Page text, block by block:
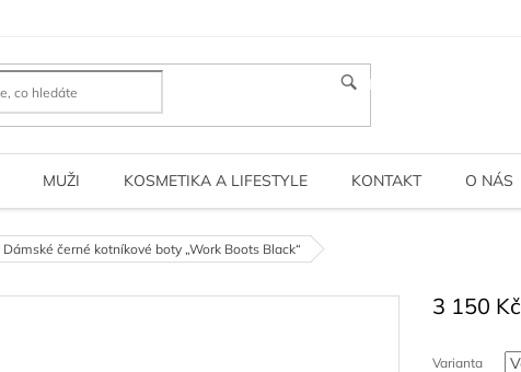
HLEDAT
MUŽI KOSMETIKA A LIFESTYLE KONTAKT O NÁS
Dámské černé kotníkové boty „Work Boots Black“
3 150 Kč
cena:
Varianta